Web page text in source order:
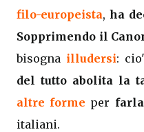
filo-europeista, ha
Sopprimendo il
bisogna illudersi: cio'
del tutto abolita la
altre forme per
italiani.